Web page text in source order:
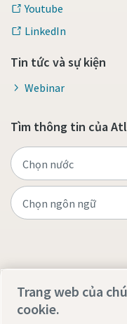
Youtube
LinkedIn
Tin tức và sự kiện
Webinar
Tìm thông tin của
Trang web của
cookie.